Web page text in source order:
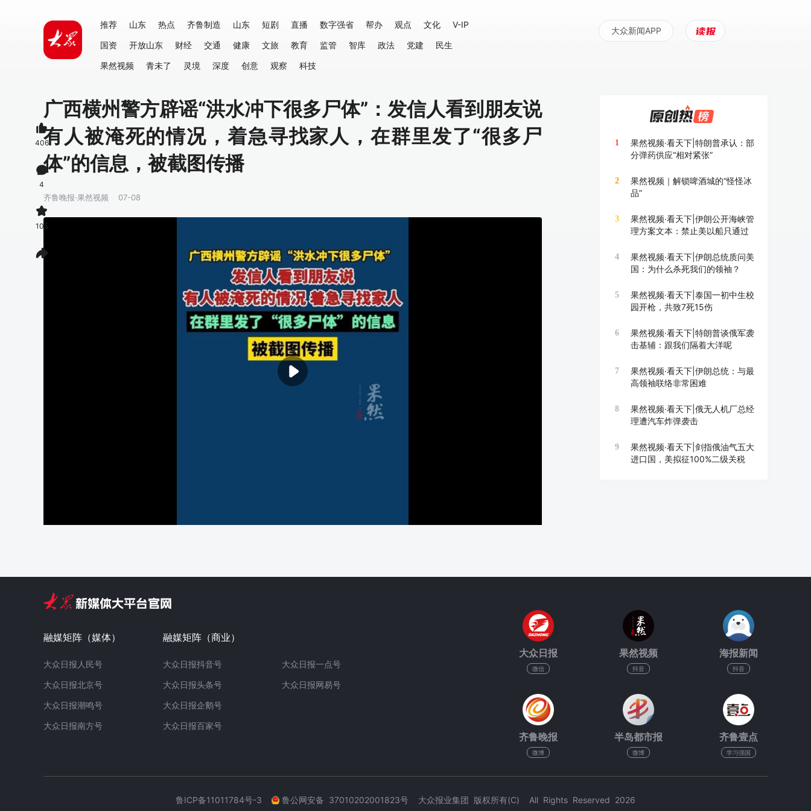
推荐 山东 热点 齐鲁制造 山东 短剧 直播 数字强省 帮办 观点 文化
V-IP
国资
开放山东 财经 交通 健康 文旅 教育 监管 智库 政法 党建
民生
果然视频
青未了 灵境 深度 创意 观察 科技
大众新闻APP
广西横州警方辟谣“洪水冲下很多尸体”：发信人看到朋友说
有人被淹死的情况，着急寻找家人，在群里发了“很多尸
体”的信息，被截图传播
齐鲁晚报·果然视频 07-08
406
4
105
1
果然视频·看天下|特朗普承认：部
分弹药供应“相对紧张”
2
果然视频｜解锁啤酒城的“怪怪冰
品”
3
果然视频·看天下|伊朗公开海峡管
理方案文本：禁止美以船只通过
4
果然视频·看天下|伊朗总统质问美
国：为什么杀死我们的领袖？
5
果然视频·看天下|泰国一初中生校
园开枪，共致7死15伤
6
果然视频·看天下|特朗普谈俄军袭
击基辅：跟我们隔着大洋呢
7
果然视频·看天下|伊朗总统：与最
高领袖联络非常困难
8
果然视频·看天下|俄无人机厂总经
理遭汽车炸弹袭击
9
果然视频·看天下|剑指俄油气五大
进口国，美拟征100%二级关税
融媒矩阵（媒体）
大众日报人民号
大众日报北京号
大众日报潮鸣号
大众日报南方号
融媒矩阵（商业）
大众日报抖音号
大众日报头条号
大众日报企鹅号
大众日报百家号
大众日报一点号
大众日报网易号
大众日报
微信
果然视频
抖音
海报新闻
抖音
齐鲁晚报
微博
半岛都市报
微博
齐鲁壹点
学习强国
鲁ICP备11011784号-3 鲁公网安备 37010202001823号 大众报业集团 版权所有(C) All Rights Reserved 2026